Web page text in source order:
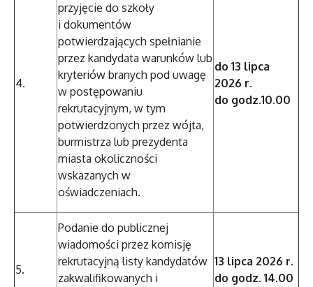
4.
przyjęcie do szkoły
i dokumentów
potwierdzających spełnianie
przez kandydata warunków lub
kryteriów branych pod uwagę
w postępowaniu
rekrutacyjnym, w tym
potwierdzonych przez wójta,
burmistrza lub prezydenta
miasta okoliczności
wskazanych w
oświadczeniach.
do 13 lipca
2026 r.
do godz.10.00
5.
Podanie do publicznej
wiadomości przez komisję
rekrutacyjną listy kandydatów
zakwalifikowanych i
13 lipca 2026 r.
do godz. 14.00